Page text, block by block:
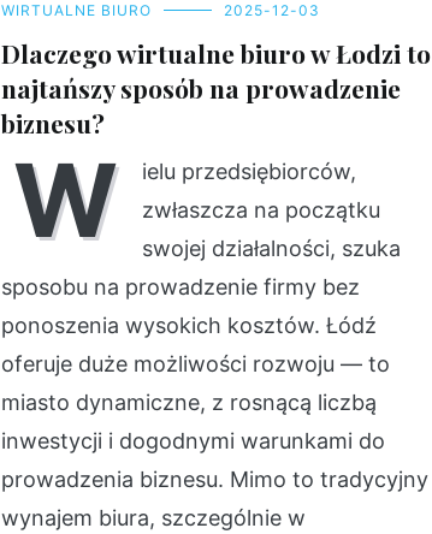
WIRTUALNE BIURO 2025-12-03
Dlaczego wirtualne biuro w Łodzi to
najtańszy sposób na prowadzenie
biznesu?
W
ielu przedsiębiorców,
zwłaszcza na początku
swojej działalności, szuka
sposobu na prowadzenie firmy bez
ponoszenia wysokich kosztów. Łódź
oferuje duże możliwości rozwoju — to
miasto dynamiczne, z rosnącą liczbą
inwestycji i dogodnymi warunkami do
prowadzenia biznesu. Mimo to tradycyjny
wynajem biura, szczególnie w